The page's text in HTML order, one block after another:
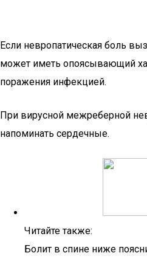
Если невропатическая боль
может иметь опоясывающий
поражения инфекцией.
При вирусной межреберной
напоминать сердечные.
Читайте также:
Болит в спине ниже